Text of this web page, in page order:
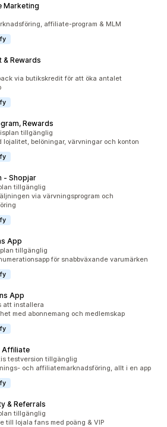
Marketing
affiliate-program & MLM
& Rewards
via butikskredit för att öka antalet
Rewards
tillgänglig
lojalitet, belöningar, värvningar och konton
‑ Shopjar
tillgänglig
via värvningsprogram och
App
tillgänglig
för snabbväxande varumärken
App
att installera
med abonnemang och medlemskap
Affiliate
testversion tillgänglig
och affiliatemarknadsföring, allt i en app
& Referrals
tillgänglig
till lojala fans med poäng & VIP